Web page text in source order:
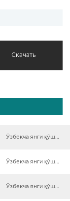
Скачать
Ўзбекча янги қўшиқлар
Ўзбекча янги қўшиқлар
Ўзбекча янги қўшиқлар